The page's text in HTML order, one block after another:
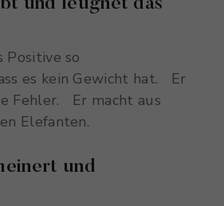
Positive so
es kein Gewicht hat. Er
Fehler. Er macht aus
Elefanten.
und